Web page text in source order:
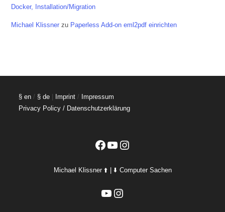
Docker, Installation/Migration
Michael Klissner zu Paperless Add-on eml2pdf einrichten
§ en / § de Imprint / Impressum
Privacy Policy / Datenschutzerklärung
Facebook
YouTubeInstagram
Michael Klissner ⬆️ | ⬇️ Computer Sachen
YouTubeInstagram